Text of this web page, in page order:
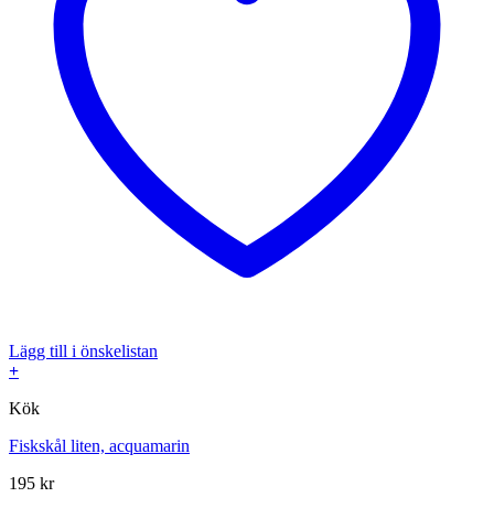
Lägg till i önskelistan
+
Kök
Fiskskål liten, acquamarin
195 kr